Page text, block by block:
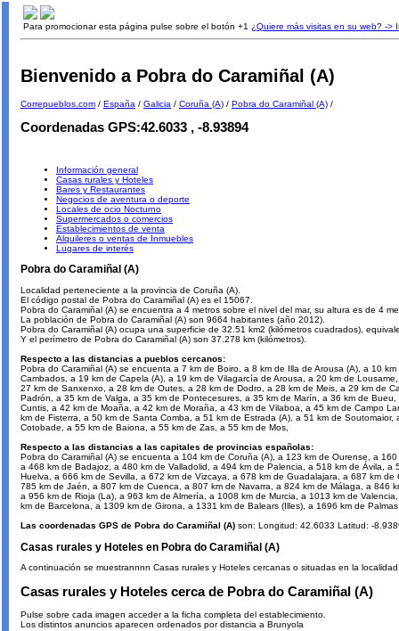
Para promocionar esta página pulse sobre el botón +1 ¿Quiere más visitas en su web? ->
Bienvenido a Pobra do Caramiñal (A)
Correpueblos.com / España / Galicia / Coruña (A) / Pobra do Caramiñal (A) /
Coordenadas GPS:42.6033 , -8.93894
Información general
Casas rurales y Hoteles
Bares y Restaurantes
Negocios de aventura o deporte
Locales de ocio Nocturno
Supermercados o comercios
Establecimientos de venta
Alquileres o ventas de Inmuebles
Lugares de interés
Pobra do Caramiñal (A)
Localidad perteneciente a la provincia de Coruña (A).
El código postal de Pobra do Caramiñal (A) es el 15067.
Pobra do Caramiñal (A) se encuentra a 4 metros sobre el nivel del mar, su altura es de 4
La población de Pobra do Caramiñal (A) son 9664 habitantes (año 2012).
Pobra do Caramiñal (A) ocupa una superficie de 32.51 km2 (kilómetros cuadrados),
Y el perímetro de Pobra do Caramiñal (A) son 37.278 km (kilómetros).
Respecto a las distancias a pueblos cercanos:
Pobra do Caramiñal (A) se encuenta a 7 km de Boiro, a 8 km de Illa de Arousa (A), a 10
Cambados, a 19 km de Capela (A), a 19 km de Vilagarcía de Arousa, a 20 km de
27 km de Sanxenxo, a 28 km de Outes, a 28 km de Dodro, a 28 km de Meis, a 29 km de
Padrón, a 35 km de Valga, a 35 km de Pontecesures, a 35 km de Marín, a 36 km de
Cuntis, a 42 km de Moaña, a 42 km de Moraña, a 43 km de Vilaboa, a 45 km de Campo
km de Fisterra, a 50 km de Santa Comba, a 51 km de Estrada (A), a 51 km de
Cotobade, a 55 km de Baiona, a 55 km de Zas, a 55 km de Mos,
Respecto a las distancias a las capitales de provincias españolas:
Pobra do Caramiñal (A) se encuenta a 104 km de Coruña (A), a 123 km de Ourense, a
a 468 km de Badajoz, a 480 km de Valladolid, a 494 km de Palencia, a 518 km de Ávila,
Huelva, a 666 km de Sevilla, a 672 km de Vizcaya, a 678 km de Guadalajara, a 687 km
785 km de Jaén, a 807 km de Cuenca, a 807 km de Navarra, a 824 km de Málaga, a
a 956 km de Rioja (La), a 963 km de Almería, a 1008 km de Murcia, a 1013 km de
km de Barcelona, a 1309 km de Girona, a 1331 km de Balears (Illes), a 1696 km de
Las coordenadas GPS de Pobra do Caramiñal (A) son: Longitud: 42.6033 Latitud: -
Casas rurales y Hoteles en Pobra do Caramiñal (A)
A continuación se muestrannnn Casas rurales y Hoteles cercanas o situadas en la
Casas rurales y Hoteles cerca de Pobra do Caramiñal (A)
Pulse sobre cada imagen acceder a la ficha completa del establecimiento.
Los distintos anuncios aparecen ordenados por distancia a Brunyola